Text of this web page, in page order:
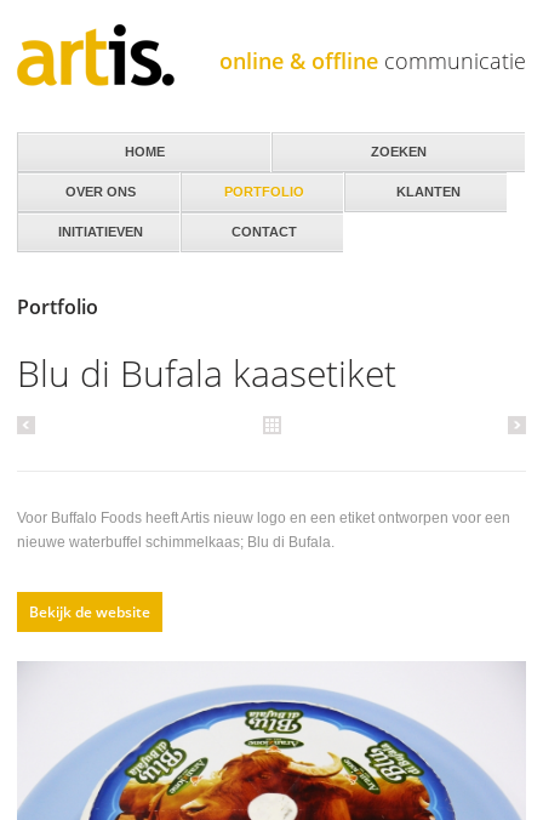
online & offline communicatie
Portfolio
Blu di Bufala kaasetiket
Voor Buffalo Foods heeft Artis nieuw logo en een etiket ontworpen voor een
nieuwe waterbuffel schimmelkaas; Blu di Bufala.
Bekijk de website
HOME
OVER ONS PORTFOLIO KLANTEN
INITIATIEVEN CONTACT
ZOEKEN